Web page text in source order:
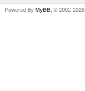
Powered By MyBB , © 2002-2026